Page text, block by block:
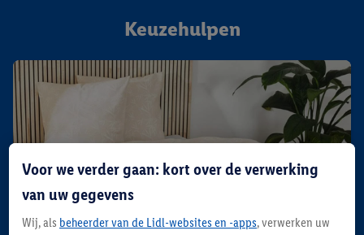
Keuzehulpen
Voor we verder gaan: kort over de verwerking
van uw gegevens
Wij, als beheerder van de Lidl-websites en -apps, verwerken uw